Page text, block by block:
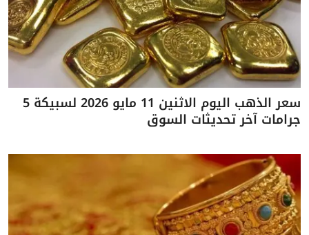
سعر الذهب اليوم الاثنين 11 مايو 2026 لسبيكة 5
جرامات آخر تحديثات السوق